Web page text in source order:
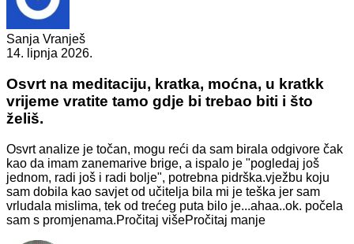
Sanja Vranješ
14. lipnja 2026.
Osvrt na meditaciju, kratka, moćna, u kratkk
vrijeme vratite tamo gdje bi trebao biti i što
želiš.
Osvrt analize je točan, mogu reći da sam birala odgivore čak
kao da imam zanemarive brige, a ispalo je "pogledaj još
jednom, radi još i radi bolje", potrebna pidrška.vježbu koju
sam dobila kao savjet od učitelja bila mi je teška jer sam
vrludala mislima, tek od trećeg puta bilo je...ahaa..ok. počela
sam s promjenama.Pročitaj višePročitaj manje